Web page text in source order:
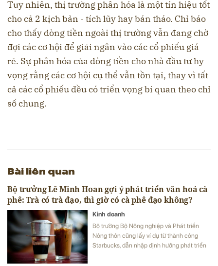
Tuy nhiên, thị trường phân hóa là một tín hiệu tốt
cho cả 2 kịch bản - tích lũy hay bán tháo. Chỉ báo
cho thấy dòng tiền ngoài thị trường vẫn đang chờ
đợi các cơ hội để giải ngân vào các cổ phiếu giá
rẻ. Sự phân hóa của dòng tiền cho nhà đầu tư hy
vọng rằng các cơ hội cụ thể vẫn tồn tại, thay vì tất
cả các cổ phiếu đều có triển vọng bi quan theo chỉ
số chung.
Bài liên quan
Bộ trưởng Lê Minh Hoan gợi ý phát triển văn hoá cà
phê: Trà có trà đạo, thì giờ có cà phê đạo không?
Kinh doanh
Bộ trưởng Bộ Nông nghiệp và Phát triển
Nông thôn cũng lấy ví dụ từ thành công
Starbucks, dẫn nhập định hướng phát triển